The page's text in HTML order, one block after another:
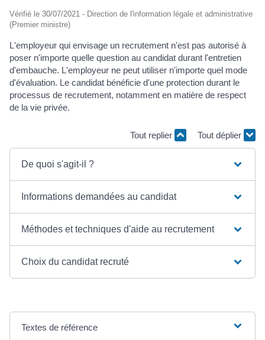
Vérifié le 30/07/2021 - Direction de l'information légale et administrative
(Premier ministre)
L'employeur qui envisage un recrutement n'est pas autorisé à
poser n'importe quelle question au candidat durant l'entretien
d'embauche. L'employeur ne peut utiliser n'importe quel mode
d'évaluation. Le candidat bénéficie d'une protection durant le
processus de recrutement, notamment en matière de respect
de la vie privée.
Tout replier Tout déplier
De quoi s'agit-il ?
Informations demandées au candidat
Méthodes et techniques d'aide au recrutement
Choix du candidat recruté
Textes de référence